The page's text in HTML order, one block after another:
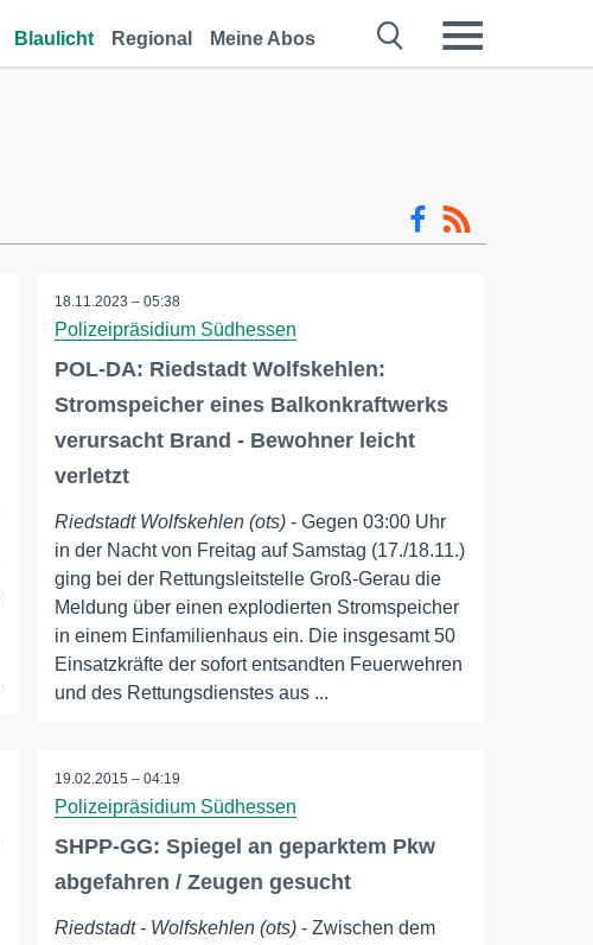
Blaulicht Regional Meine Abos
18.11.2023 – 05:38
Polizeipräsidium Südhessen
POL-DA: Riedstadt Wolfskehlen:
Stromspeicher eines Balkonkraftwerks
verursacht Brand - Bewohner leicht
verletzt
Riedstadt Wolfskehlen (ots) - Gegen 03:00 Uhr
in der Nacht von Freitag auf Samstag (17./18.11.)
ging bei der Rettungsleitstelle Groß-Gerau die
Meldung über einen explodierten Stromspeicher
in einem Einfamilienhaus ein. Die insgesamt 50
Einsatzkräfte der sofort entsandten Feuerwehren
und des Rettungsdienstes aus ...
19.02.2015 – 04:19
Polizeipräsidium Südhessen
SHPP-GG: Spiegel an geparktem Pkw
abgefahren / Zeugen gesucht
Riedstadt - Wolfskehlen (ots) - Zwischen dem